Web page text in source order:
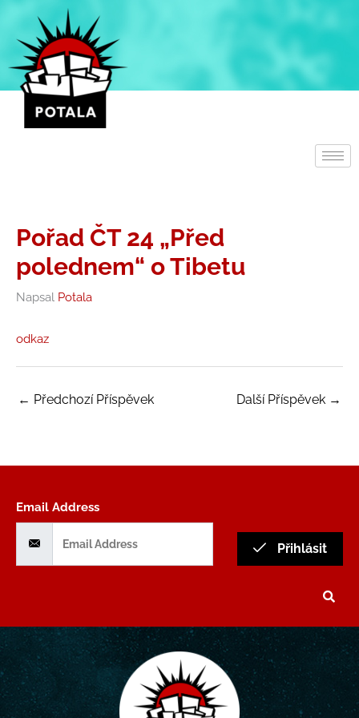
Přeskočit
obsah
Pořad ČT 24 „Před
polednem“ o Tibetu
Napsal Potala
odkaz
← Předchozí Příspěvek Další Příspěvek →
Email Address
Přihlásit